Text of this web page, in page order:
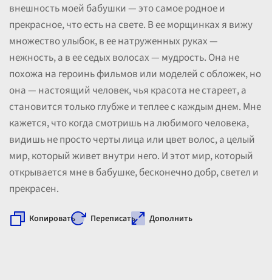
внешность моей бабушки — это самое родное и
прекрасное, что есть на свете. В ее морщинках я вижу
множество улыбок, в ее натруженных руках —
нежность, а в ее седых волосах — мудрость. Она не
похожа на героинь фильмов или моделей с обложек, но
она — настоящий человек, чья красота не стареет, а
становится только глубже и теплее с каждым днем. Мне
кажется, что когда смотришь на любимого человека,
видишь не просто черты лица или цвет волос, а целый
мир, который живет внутри него. И этот мир, который
открывается мне в бабушке, бесконечно добр, светел и
прекрасен.
Копировать Переписать Дополнить